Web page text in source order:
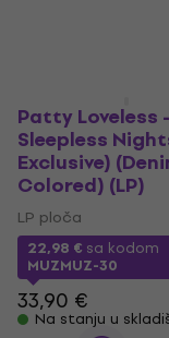
Patty Loveless -
Sleepless
Exclusive)
Colored) (LP)
LP ploča
22,98 € sa kodom
MUZMUZ-30
33,90 €
Na stanju u